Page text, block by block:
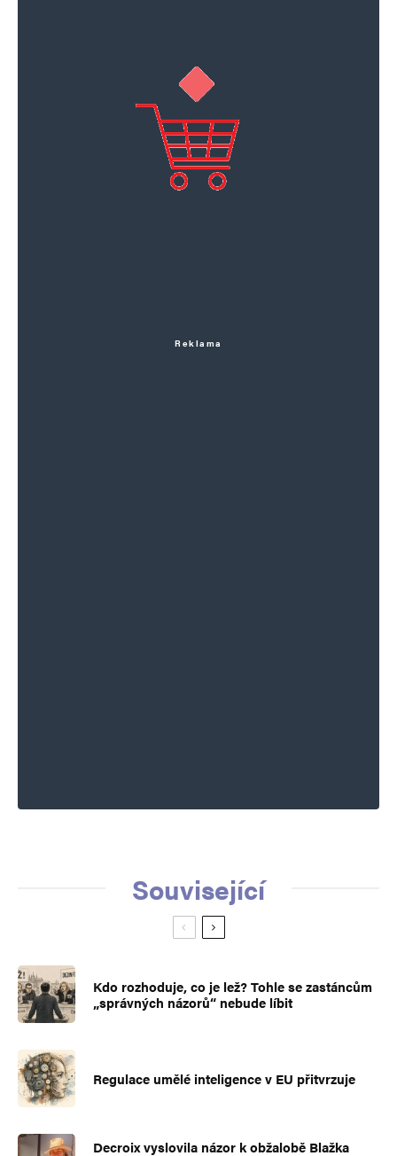
Reklama
Související
Kdo rozhoduje, co je lež? Tohle se zastáncům
„správných názorů“ nebude líbit
Regulace umělé inteligence v EU přitvrzuje
Decroix vyslovila názor k obžalobě Blažka